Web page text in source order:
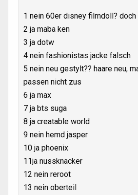
1 nein 60er disney filmdoll? doch
2 ja maba ken
3 ja dotw
4 nein fashionistas jacke falsch
5 nein neu gestylt?? haare neu,
passen nicht zus
6 ja max
7 ja bts suga
8 ja creatable world
9 nein hemd jasper
10 ja phoenix
11ja nussknacker
12 nein reroot
13 nein oberteil